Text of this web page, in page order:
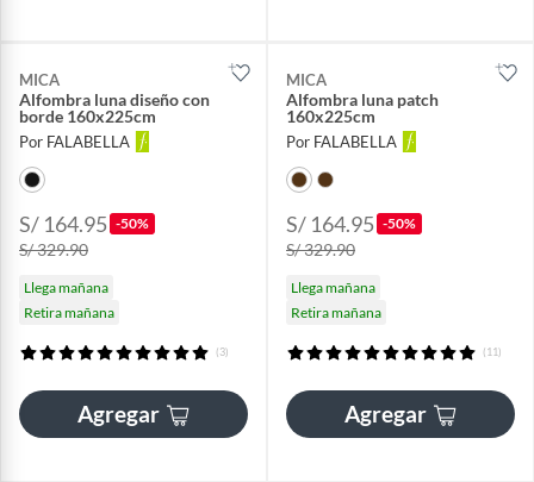
MICA
Alfombra luna diseño con
borde 160x225cm
Por FALABELLA
S/ 164.95 -50%
S/ 329.90
Llega mañana
Retira mañana
(3)
Agregar
MICA
Alfombra luna patch
160x225cm
Por FALABELLA
S/ 164.95 -50%
S/ 329.90
Llega mañana
Retira mañana
(11)
Agregar